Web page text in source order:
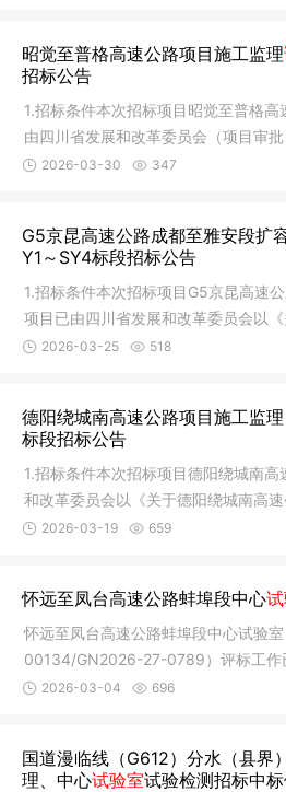
昭觉至普格高速公路项目施工监理
招标公告
1.招标条件本次招标项目昭觉至普格
由四川省发展和改革委员会（项目审批
以《关
2026-03-30 347
G5京昆高速公路成都至雅安段扩
Y1～SY4标段招标公告
1.招标条件本次招标项目G5京昆高速
项目已由四川省发展和改革委员会以
至雅安段
2026-03-25 518
德阳绕城南高速公路项目施工监
标段招标公告
1.招标条件本次招标项目德阳绕城南
和改革委员会以《关于德阳绕城南高速
（川发改
2026-03-19 659
怀远至凤台高速公路蚌埠段中心
怀远至凤台高速公路蚌埠段中心试验
00134/GN2026-27-0789）评标工作
定。现将中标
2026-03-04 696
国道漫临线（G612）分水（县界
理、中心试验室试验检测招标中